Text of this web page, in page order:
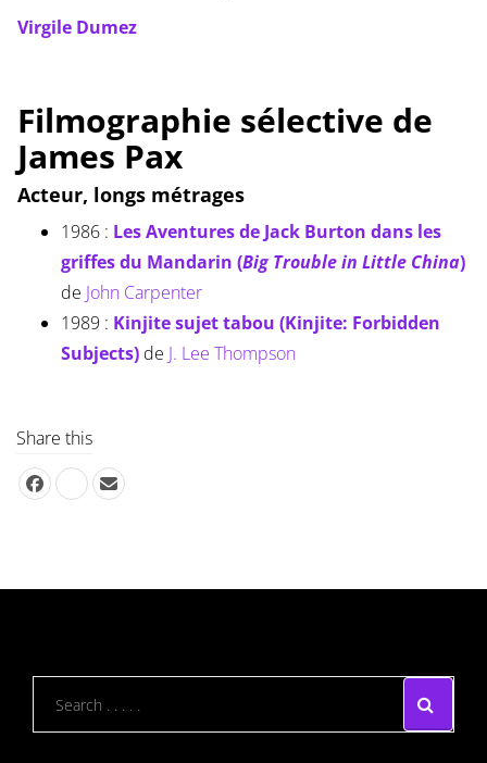
Virgile Dumez
Filmographie sélective de
James Pax
Acteur, longs métrages
1986 : Les Aventures de Jack Burton dans les
griffes du Mandarin (Big Trouble in Little China)
de John Carpenter
1989 : Kinjite sujet tabou (Kinjite: Forbidden
Subjects)de J. Lee Thompson
Share this